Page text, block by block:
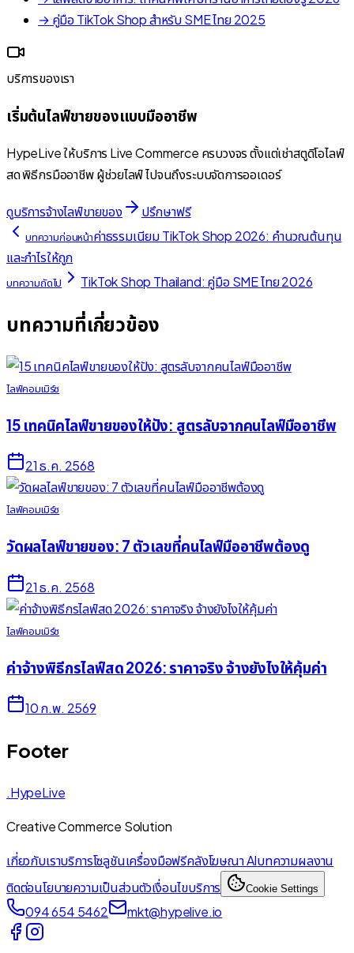
→ คู่มือ TikTok Shop สำหรับ SME ไทย 2025
บริการของเรา
เริ่มต้นไลฟ์ขายของแบบมืออาชีพ
HypeLive ให้บริการ Live Commerce ครบวงจร ตั้งแต่เช่าสตูดิโอไลฟ์
สด พิธีกรมืออาชีพ ผู้ช่วยไลฟ์ ไปจนถึงระบบจัดการออเดอร์
ดูบริการจ้างไลฟ์ขายของ ปรึกษาฟรี
บทความก่อนหน้าค่าธรรมเนียม TikTok Shop 2026: คำนวณต้นทุน
และกำไรให้ถูก
บทความถัดไป TikTok Shop Thailand: คู่มือ SME ไทย 2026
บทความที่เกี่ยวข้อง
ไลฟ์คอมเมิร์ซ
15 เทคนิคไลฟ์ขายของให้ปัง: สูตรลับจากคนไลฟ์มืออาชีพ
21 ธ.ค. 2568
ไลฟ์คอมเมิร์ซ
วัดผลไลฟ์ขายของ: 7 ตัวเลขที่คนไลฟ์มืออาชีพต้องดู
21 ธ.ค. 2568
ไลฟ์คอมเมิร์ซ
ค่าจ้างพิธีกรไลฟ์สด 2026: ราคาจริง จ้างยังไงให้คุ้มค่า
10 ก.พ. 2569
Footer
.HypeLive
Creative Commerce Solution
เกี่ยวกับเราบริการโซลูชันเครื่องมือฟรีคลังโฆษณา AIบทความผลงาน
ติดต่อนโยบายความเป็นส่วนตัวเงื่อนไขบริการ Cookie Settings
094 654 5462 mkt@hypelive.io